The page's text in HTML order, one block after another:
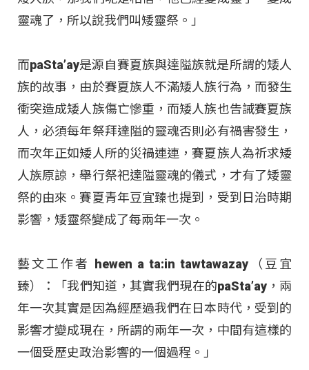
靈魂了，所以說我們叫矮靈祭。」
而paSta’ay是源自賽夏族與達隘族就是所謂的矮人
族的故事，由於賽夏族人不滿矮人族行為，而發生
衝突造成矮人族傷亡慘重，而矮人族也告誡賽夏族
人，必須每年祭拜達隘的靈魂否則必有禍害發生，
而次年正如矮人所的災禍連連，賽夏族人為祈求矮
人族原諒，舉行祭祀達隘靈魂的儀式，才有了矮靈
祭的由來。賽夏青年豆宜臻也提到，受到日治時期
影響，矮靈祭變成了每兩年一次。
藝文工作者 hewen a ta:in tawtawazay（豆宜
臻）：「我們知道，其實我們現在的paSta’ay，兩
年一次其實是因為經歷過我們在日本時代，受到的
影響才變成現在，所謂的兩年一次，中間有這樣的
一個受歷史政治影響的一個過程。」